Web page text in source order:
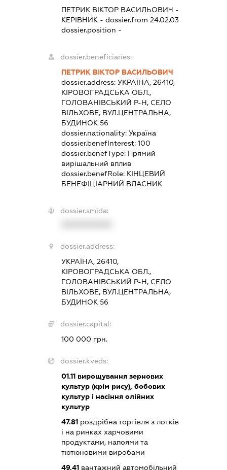
ПЕТРИК ВІКТОР ВАСИЛЬОВИЧ -
КЕРІВНИК- dossier.from 24.02.03
dossier.position -
dossier.beneficiaries:
ПЕТРИК ВІКТОР ВАСИЛЬОВИЧ
dossier.address: УКРАЇНА, 26410,
КІРОВОГРАДСЬКА ОБЛ.,
ГОЛОВАНІВСЬКИЙ Р-Н, СЕЛО
ВІЛЬХОВЕ, ВУЛ.ЦЕНТРАЛЬНА,
БУДИНОК 56
dossier.nationality: Україна
dossier.benefInterest: 100
dossier.benefType: Прямий
вирішальний вплив
dossier.benefRole: КІНЦЕВИЙ
БЕНЕФІЦІАРНИЙ ВЛАСНИК
dossier.smida:
dossier.address:
УКРАЇНА, 26410,
КІРОВОГРАДСЬКА ОБЛ.,
ГОЛОВАНІВСЬКИЙ Р-Н, СЕЛО
ВІЛЬХОВЕ, ВУЛ.ЦЕНТРАЛЬНА,
БУДИНОК 56
dossier.capital:
100 000 грн.
dossier.kveds:
01.11вирощування зернових
культур (крім рису), бобових
культур і насіння олійних
культур
47.81роздрібна торгівля з лотків
і на ринках харчовими
продуктами, напоями та
тютюновими виробами
49.41вантажний автомобільний